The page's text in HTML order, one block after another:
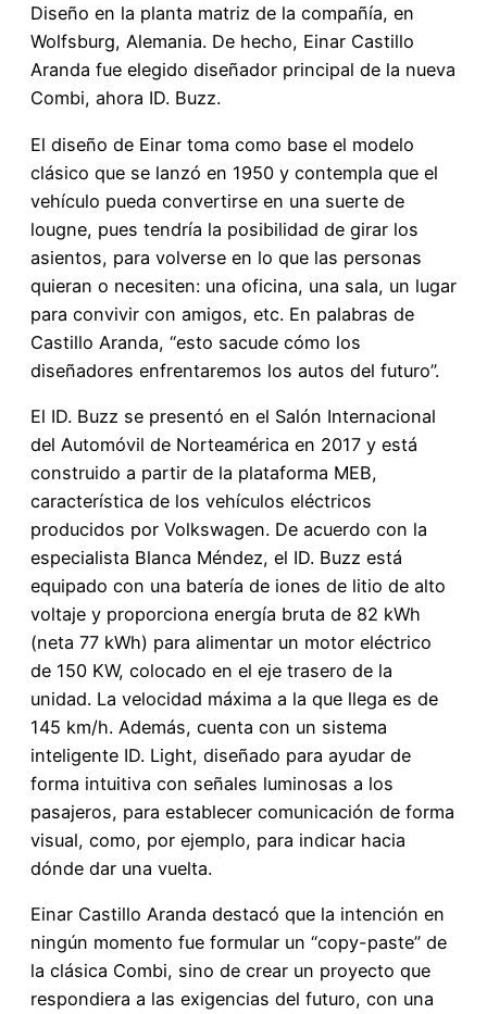
Diseño en la planta matriz de la compañía, en
Wolfsburg, Alemania. De hecho, Einar Castillo
Aranda fue elegido diseñador principal de la nueva
Combi, ahora ID. Buzz.
El diseño de Einar toma como base el modelo
clásico que se lanzó en 1950 y contempla que el
vehículo pueda convertirse en una suerte de
lougne, pues tendría la posibilidad de girar los
asientos, para volverse en lo que las personas
quieran o necesiten: una oficina, una sala, un lugar
para convivir con amigos, etc. En palabras de
Castillo Aranda, “esto sacude cómo los
diseñadores enfrentaremos los autos del futuro”.
El ID. Buzz se presentó en el Salón Internacional
del Automóvil de Norteamérica en 2017 y está
construido a partir de la plataforma MEB,
característica de los vehículos eléctricos
producidos por Volkswagen. De acuerdo con la
especialista Blanca Méndez, el ID. Buzz está
equipado con una batería de iones de litio de alto
voltaje y proporciona energía bruta de 82 kWh
(neta 77 kWh) para alimentar un motor eléctrico
de 150 KW, colocado en el eje trasero de la
unidad. La velocidad máxima a la que llega es de
145 km/h. Además, cuenta con un sistema
inteligente ID. Light, diseñado para ayudar de
forma intuitiva con señales luminosas a los
pasajeros, para establecer comunicación de forma
visual, como, por ejemplo, para indicar hacia
dónde dar una vuelta.
Einar Castillo Aranda destacó que la intención en
ningún momento fue formular un “copy-paste” de
la clásica Combi, sino de crear un proyecto que
respondiera a las exigencias del futuro, con una